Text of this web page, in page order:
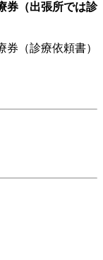
券（出張所では診
（診療依頼書）